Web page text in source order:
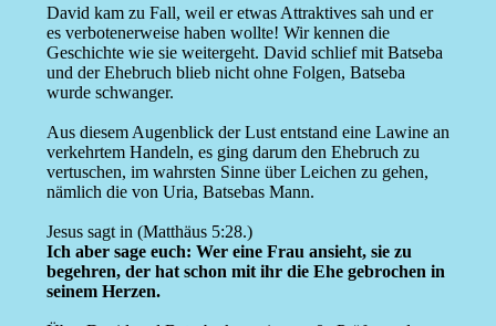
David kam zu Fall, weil er etwas Attraktives sah und er
es verbotenerweise haben wollte! Wir kennen die
Geschichte wie sie weitergeht. David schlief mit Batseba
und der Ehebruch blieb nicht ohne Folgen, Batseba
wurde schwanger.
Aus diesem Augenblick der Lust entstand eine Lawine an
verkehrtem Handeln, es ging darum den Ehebruch zu
vertuschen, im wahrsten Sinne über Leichen zu gehen,
nämlich die von Uria, Batsebas Mann.
Jesus sagt in (Matthäus 5:28.)
Ich aber sage euch: Wer eine Frau ansieht, sie zu
begehren, der hat schon mit ihr die Ehe gebrochen in
seinem Herzen.